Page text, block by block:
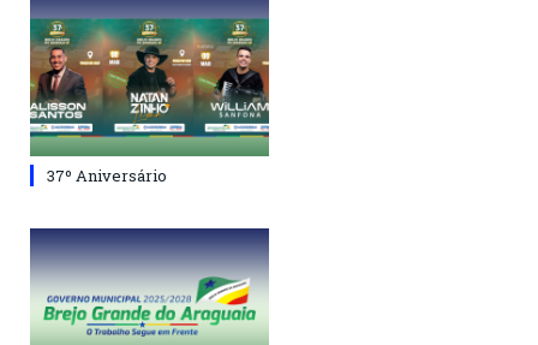
37º Aniversário